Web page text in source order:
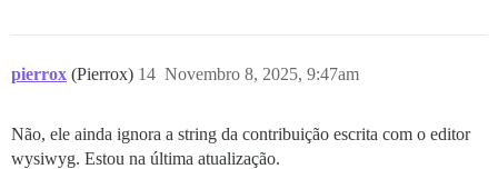
pierrox (Pierrox) Novembro 8, 2025, 9:47am
14
Não, ele ainda ignora a string da contribuição escrita com o editor
wysiwyg. Estou na última atualização.